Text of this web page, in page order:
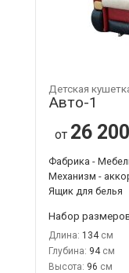
Детская
Авто-1
от 26 200
Фабрика -
Механизм -
Ящик для белья
Набор
Длина: 134
Глубина: 94
Высота: 96